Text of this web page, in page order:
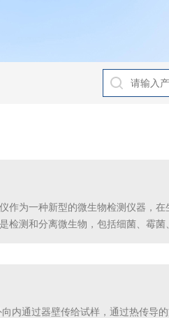
作为一种新型的微生物检测仪器，
测和分离微生物，包括细菌、霉菌
内通过器壁传给试样，通过热传导